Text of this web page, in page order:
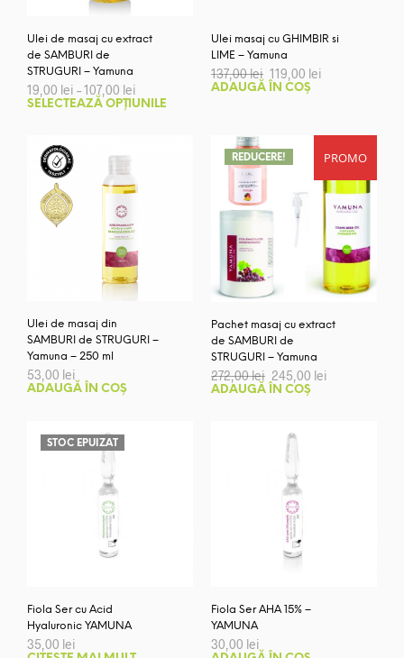
Ulei de masaj cu extract
de SAMBURI de
STRUGURI – Yamuna
19,00 lei –107,00 lei
de
SELECTEAZĂ OPȚIUNILE
Opțiunile
produsului.
Ulei masaj cu GHIMBIR si
LIME – Yamuna
137,00lei Prețul
inițial
119,00 lei
ADAUGĂ ÎN COȘ
Ulei de masaj din
SAMBURI de STRUGURI –
Yamuna – 250 ml
53,00 lei
ADAUGĂ ÎN COȘ
PROMO
REDUCERE!
Pachet masaj cu extract
de SAMBURI de
STRUGURI – Yamuna
272,00lei Prețul
inițial
272,00 lei.
245,00 lei
ADAUGĂ ÎN COȘ
STOC EPUIZAT
Fiola Ser cu Acid
Hyaluronic YAMUNA
35,00 lei
Fiola Ser AHA 15% –
YAMUNA
30,00 lei